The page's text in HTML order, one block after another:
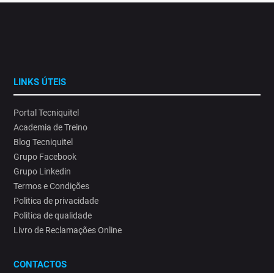
LINKS ÚTEIS
Portal Tecniquitel
Academia de Treino
Blog Tecniquitel
Grupo Facebook
Grupo Linkedin
Termos e Condições
Politica de privacidade
Politica de qualidade
Livro de Reclamações Online
CONTACTOS